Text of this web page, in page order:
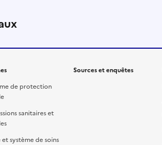
de protection
sanitaires et
et système de soins
Sources et enquêtes